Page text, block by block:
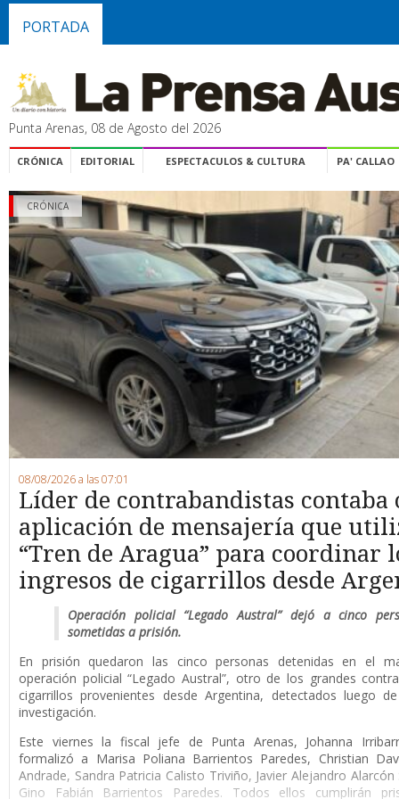
PORTADA
Punta Arenas, 08 de Agosto del 2026
CRÓNICA EDITORIAL ESPECTACULOS & CULTURA PA' CALLAO
CRÓNICA
08/08/2026 a las 07:01
Líder de contrabandistas contaba
aplicación de mensajería que
“Tren de Aragua” para coordinar
ingresos de cigarrillos desde
Operación policial “Legado Austral” dejó a cinco
sometidas a prisión.
En prisión quedaron las cinco personas detenidas en el
operación policial “Legado Austral”, otro de los grandes
cigarrillos provenientes desde Argentina, detectados luego
investigación.
Este viernes la fiscal jefe de Punta Arenas, Johanna
formalizó a Marisa Poliana Barrientos Paredes, Christian
Andrade, Sandra Patricia Calisto Triviño, Javier Alejandro Alarcón
Gino Fabián Barrientos Paredes. Todos ellos cumplirán